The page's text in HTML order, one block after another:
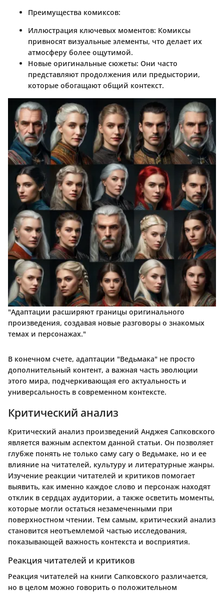
Преимущества комиксов:
Иллюстрация ключевых моментов: Комиксы
привносят визуальные элементы, что делает их
атмосферу более ощутимой.
Новые оригинальные сюжеты: Они часто
представляют продолжения или предыстории,
которые обогащают общий контекст.
"Адаптации расширяют границы оригинального
произведения, создавая новые разговоры о знакомых
темах и персонажах."
В конечном счете, адаптации "Ведьмака" не просто
дополнительный контент, а важная часть эволюции
этого мира, подчеркивающая его актуальность и
универсальность в современном контексте.
Критический анализ
Критический анализ произведений Анджея Сапковского
является важным аспектом данной статьи. Он позволяет
глубже понять не только саму сагу о Ведьмаке, но и ее
влияние на читателей, культуру и литературные жанры.
Изучение реакции читателей и критиков помогает
выявить, как именно каждое слово и персонаж находят
отклик в сердцах аудитории, а также осветить моменты,
которые могли остаться незамеченными при
поверхностном чтении. Тем самым, критический анализ
становится неотъемлемой частью исследования,
показывающей важность контекста и восприятия.
Реакция читателей и критиков
Реакция читателей на книги Сапковского различается,
но в целом можно говорить о положительном